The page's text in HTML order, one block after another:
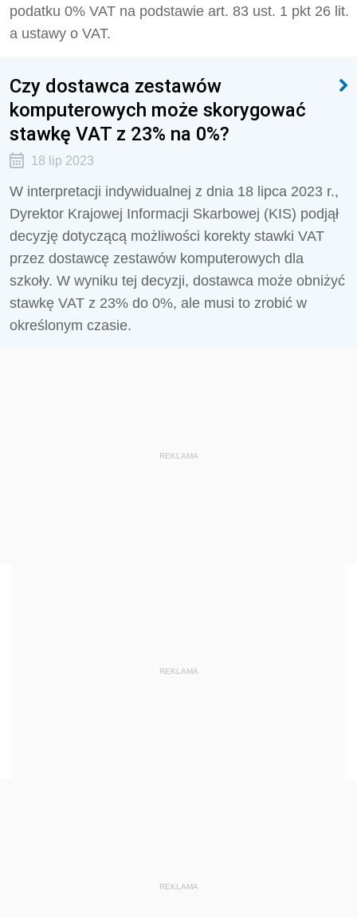
podatku 0% VAT na podstawie art. 83 ust. 1 pkt 26 lit.
a ustawy o VAT.
Czy dostawca zestawów
komputerowych może skorygować
stawkę VAT z 23% na 0%?
18 lip 2023
W interpretacji indywidualnej z dnia 18 lipca 2023 r.,
Dyrektor Krajowej Informacji Skarbowej (KIS) podjął
decyzję dotyczącą możliwości korekty stawki VAT
przez dostawcę zestawów komputerowych dla
szkoły. W wyniku tej decyzji, dostawca może obniżyć
stawkę VAT z 23% do 0%, ale musi to zrobić w
określonym czasie.
REKLAMA
REKLAMA
REKLAMA